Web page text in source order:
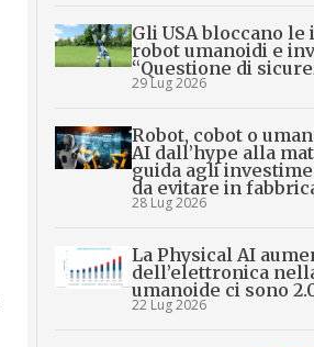
Gli USA bloccano
robot umanoidi e
“Questione di
29 Lug 2026
Robot, cobot o
AI dall’hype alla
guida agli
da evitare in
28 Lug 2026
La Physical AI
dell’elettronica
umanoide ci sono
22 Lug 2026